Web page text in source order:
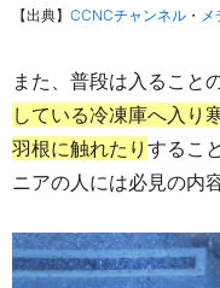
【出典】 CCNCチャンネル ・
また、普段は入ること
している冷凍庫へ入り
羽根に触れたり するこ
ニアの人には必見の内